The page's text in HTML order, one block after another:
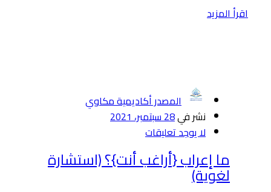
اقرأ المزيد
المصدر أكاديمية مكاوي
نشر في28 سبتمبر، 2021
لا يوجد تعليقات
ما إعراب {أراغب أنت}؟ (استشارة
لغوية)